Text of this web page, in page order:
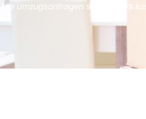
Alle Umzugsanfragen sind zu 100%